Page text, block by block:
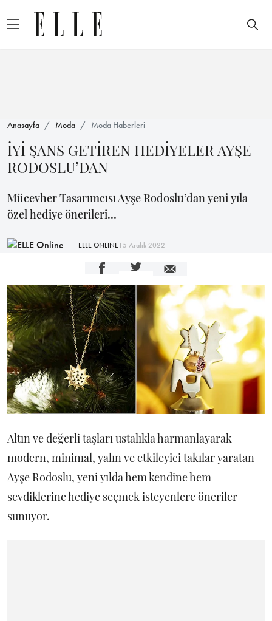
Anasayfa Moda Moda Haberleri
İYİ ŞANS GETİREN HEDİYELER AYŞE
RODOSLU’DAN
Mücevher Tasarımcısı Ayşe Rodoslu’dan yeni yıla
özel hediye önerileri…
ELLE ONLİNE15 Aralık 2022
Altın ve değerli taşları ustalıkla harmanlayarak
modern, minimal, yalın ve etkileyici takılar yaratan
Ayşe Rodoslu, yeni yılda hem kendine hem
sevdiklerine hediye seçmek isteyenlere öneriler
sunuyor.